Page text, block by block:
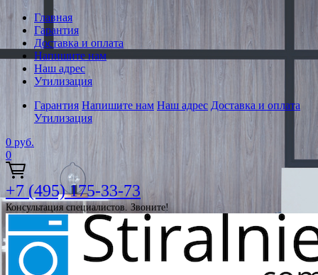
Главная
Гарантия
Доставка и оплата
Напишите нам
Наш адрес
Утилизация
Гарантия Напишите нам Наш адрес Доставка и оплата
Утилизация
0 руб.
0
+7 (495) 175-33-73
Консультация специалистов. Звоните!